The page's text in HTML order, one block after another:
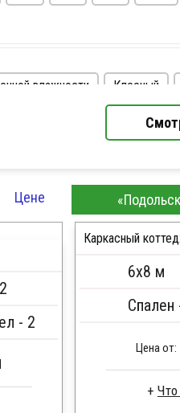
влажности Клееный
Цене Хит продаж
- 2
ПОДРОБНЕЕ
Каркасный
6х8 м
Спален
Цена от: